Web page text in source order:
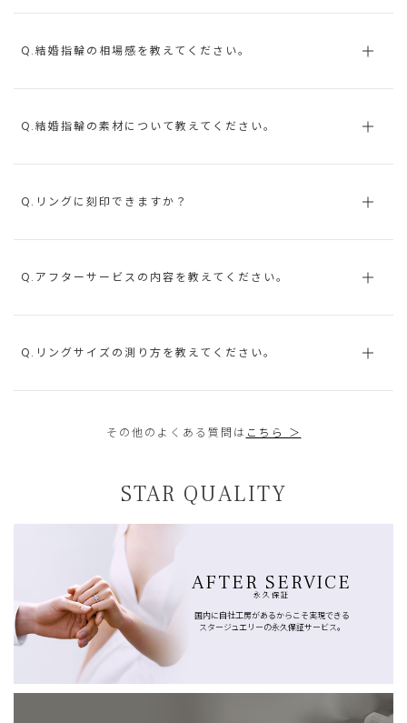
Q.結婚指輪の相場感を教えてください。
Q.結婚指輪の素材について教えてください。
Q.リングに刻印できますか？
Q.アフターサービスの内容を教えてください。
Q.リングサイズの測り方を教えてください。
その他のよくある質問は こちら ＞
STAR QUALITY
AFTER SERVICE
永久保証
国内に自社工房があるからこそ実現できる
スタージュエリーの永久保証サービス。